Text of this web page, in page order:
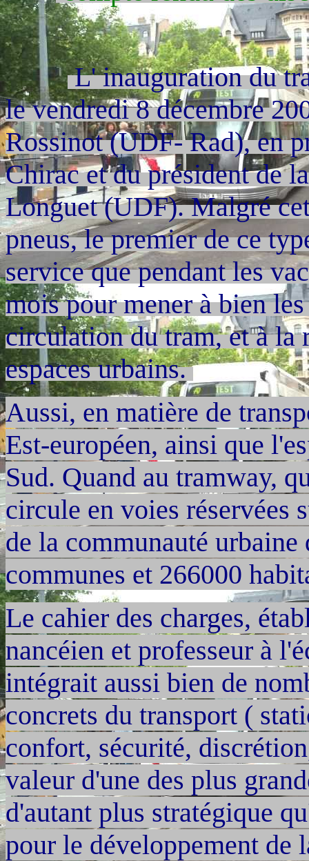
L' inauguration du
le vendredi 8 décembre
Rossinot (UDF- Rad), en
Chirac et du président de
Longuet (UDF). Malgré
pneus, le premier de ce
service que pendant les
mois pour mener à bien
circulation du tram, et à la
espaces urbains.
Aussi, en matière de
Est-européen, ainsi que
Sud. Quand au tramway,
circule en voies réservées
de la communauté
communes et 266000
Le cahier des charges,
nancéien et professeur à
intégrait aussi bien de
concrets du transport (
confort, sécurité,
valeur d'une des plus
d'autant plus stratégique
pour le développement de